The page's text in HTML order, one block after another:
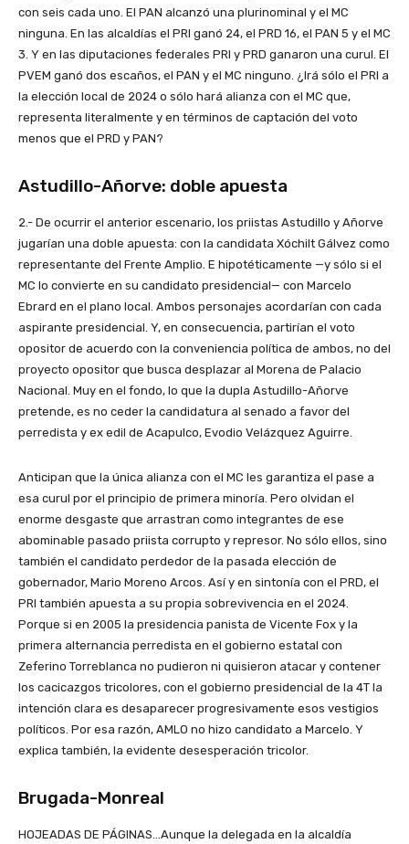
con seis cada uno. El PAN alcanzó una plurinominal y el MC
ninguna. En las alcaldías el PRI ganó 24, el PRD 16, el PAN 5 y el MC
3. Y en las diputaciones federales PRI y PRD ganaron una curul. El
PVEM ganó dos escaños, el PAN y el MC ninguno. ¿Irá sólo el PRI a
la elección local de 2024 o sólo hará alianza con el MC que,
representa literalmente y en términos de captación del voto
menos que el PRD y PAN?
Astudillo-Añorve: doble apuesta
2.- De ocurrir el anterior escenario, los priistas Astudillo y Añorve
jugarían una doble apuesta: con la candidata Xóchilt Gálvez como
representante del Frente Amplio. E hipotéticamente —y sólo si el
MC lo convierte en su candidato presidencial— con Marcelo
Ebrard en el plano local. Ambos personajes acordarían con cada
aspirante presidencial. Y, en consecuencia, partirían el voto
opositor de acuerdo con la conveniencia política de ambos, no del
proyecto opositor que busca desplazar al Morena de Palacio
Nacional. Muy en el fondo, lo que la dupla Astudillo-Añorve
pretende, es no ceder la candidatura al senado a favor del
perredista y ex edil de Acapulco, Evodio Velázquez Aguirre.
Anticipan que la única alianza con el MC les garantiza el pase a
esa curul por el principio de primera minoría. Pero olvidan el
enorme desgaste que arrastran como integrantes de ese
abominable pasado priista corrupto y represor. No sólo ellos, sino
también el candidato perdedor de la pasada elección de
gobernador, Mario Moreno Arcos. Así y en sintonía con el PRD, el
PRI también apuesta a su propia sobrevivencia en el 2024.
Porque si en 2005 la presidencia panista de Vicente Fox y la
primera alternancia perredista en el gobierno estatal con
Zeferino Torreblanca no pudieron ni quisieron atacar y contener
los cacicazgos tricolores, con el gobierno presidencial de la 4T la
intención clara es desaparecer progresivamente esos vestigios
políticos. Por esa razón, AMLO no hizo candidato a Marcelo. Y
explica también, la evidente desesperación tricolor.
Brugada-Monreal
HOJEADAS DE PÁGINAS…Aunque la delegada en la alcaldía